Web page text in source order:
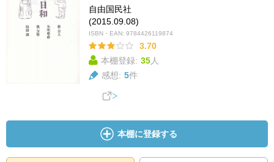
自由国民社
(2015.09.08)
ISBN・EAN: 9784426119874
3.70
本棚登録: 35人
感想: 5件
本棚に登録する